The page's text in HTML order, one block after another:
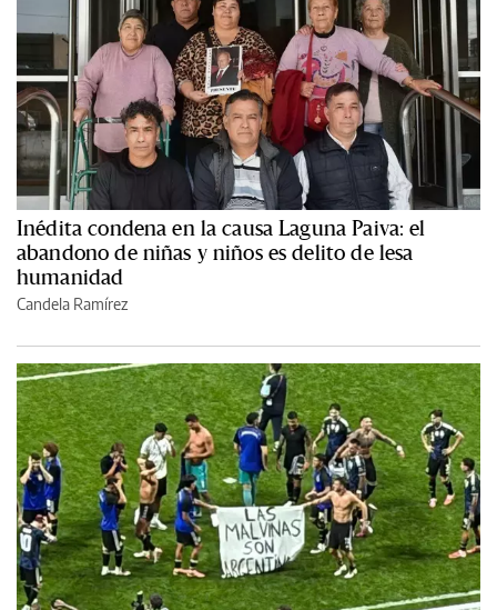
Inédita condena en la causa Laguna Paiva: el
abandono de niñas y niños es delito de lesa
humanidad
Candela Ramírez